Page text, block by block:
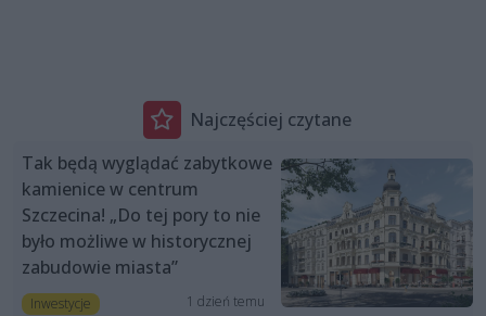
Najczęściej czytane
Tak będą wyglądać zabytkowe
kamienice w centrum
Szczecina! „Do tej pory to nie
było możliwe w historycznej
zabudowie miasta”
Inwestycje 1 dzień temu